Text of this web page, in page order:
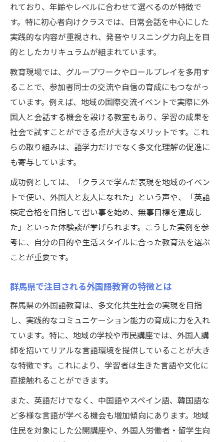
れており、年齢やレベルに合わせて選べるのが特徴で
す。特に初心者向けクラスでは、日常会話を中心にした
実践的な内容が重視され、発音やリスニング力向上を目
的としたカリキュラムが組まれています。
教育現場では、グループワークやロールプレイを多用す
ることで、参加者同士の交流や自信の育成にもつながっ
ています。例えば、地域の国際交流イベントで実際に外
国人と会話する機会を設ける教室もあり、学習の成果を
社会で試すことができる点が大きなメリットです。これ
らの取り組みは、語学力だけでなく多文化理解の促進に
も寄与しています。
成功例としては、「クラスで学んだ表現を地域のイベン
トで使い、外国人と友人になれた」という声や、「英語
検定合格を目指して習い事を始め、無事目標を達成し
た」といった体験談が挙げられます。こうした実例を参
考に、自分の目的や生活スタイルに合った教育法を選ぶ
ことが重要です。
群馬県で注目される外国語教育の特徴とは
群馬県の外国語教育は、多文化共生社会の実現を目指
し、実践的なコミュニケーション能力の育成に力を入れ
ています。特に、地域の学校や市民講座では、外国人講
師を招いてリアルな言語環境を提供していることが大き
な特徴です。これにより、学習者は生きた言語や文化に
直接触れることができます。
また、英語だけでなく、中国語やスペイン語、韓国語な
ど多様な言語が学べる機会も増加傾向にあります。地域
住民を対象にした公開講座や、外国人労働者・留学生向